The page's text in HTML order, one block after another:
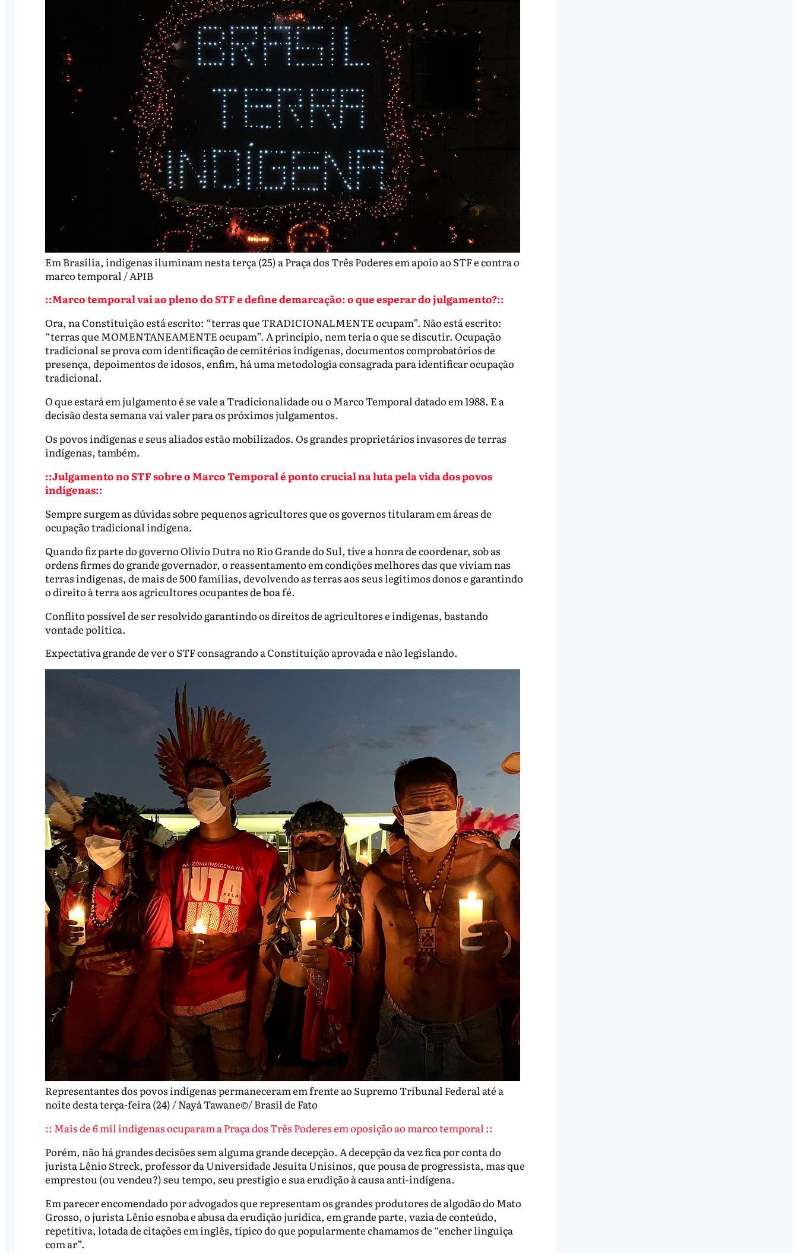
Em Brasília, indígenas iluminam nesta terça (25) a Praça dos Três Poderes em apoio ao STF e contra o
marco temporal / APIB
::Marco temporal vai ao pleno do STF e define demarcação: o que esperar do julgamento?::
Ora, na Constituição está escrito: “terras que TRADICIONALMENTE ocupam”. Não está escrito:
“terras que MOMENTANEAMENTE ocupam”. A princípio, nem teria o que se discutir. Ocupação
tradicional se prova com identificação de cemitérios indígenas, documentos comprobatórios de
presença, depoimentos de idosos, enfim, há uma metodologia consagrada para identificar ocupação
tradicional.
O que estará em julgamento é se vale a Tradicionalidade ou o Marco Temporal datado em 1988. E a
decisão desta semana vai valer para os próximos julgamentos.
Os povos indígenas e seus aliados estão mobilizados. Os grandes proprietários invasores de terras
indígenas, também.
::Julgamento no STF sobre o Marco Temporal é ponto crucial na luta pela vida dos povos
indígenas::
Sempre surgem as dúvidas sobre pequenos agricultores que os governos titularam em áreas de
ocupação tradicional indígena.
Quando fiz parte do governo Olívio Dutra no Rio Grande do Sul, tive a honra de coordenar, sob as
ordens firmes do grande governador, o reassentamento em condições melhores das que viviam nas
terras indígenas, de mais de 500 famílias, devolvendo as terras aos seus legítimos donos e garantindo
o direito à terra aos agricultores ocupantes de boa fé.
Conflito possível de ser resolvido garantindo os direitos de agricultores e indígenas, bastando
vontade política.
Expectativa grande de ver o STF consagrando a Constituição aprovada e não legislando.
Representantes dos povos indígenas permaneceram em frente ao Supremo Tribunal Federal até a
noite desta terça-feira (24) / Nayá Tawane©/ Brasil de Fato
:: Mais de 6 mil indígenas ocuparam a Praça dos Três Poderes em oposição ao marco temporal ::
Porém, não há grandes decisões sem alguma grande decepção. A decepção da vez fica por conta do
jurista Lênio Streck, professor da Universidade Jesuíta Unisinos, que pousa de progressista, mas que
emprestou (ou vendeu?) seu tempo, seu prestígio e sua erudição à causa anti-indígena.
Em parecer encomendado por advogados que representam os grandes produtores de algodão do Mato
Grosso, o jurista Lênio esnoba e abusa da erudição jurídica, em grande parte, vazia de conteúdo,
repetitiva, lotada de citações em inglês, típico do que popularmente chamamos de “encher linguiça
com ar”.